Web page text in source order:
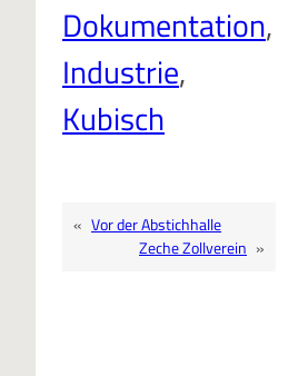
Dokumentation
Industrie
Kubisch
« Vor der Abstichhalle
Zeche Zollverein »